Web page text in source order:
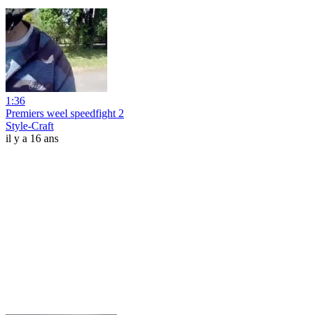
1:36
Premiers weel speedfight 2
Style-Craft
il y a 16 ans